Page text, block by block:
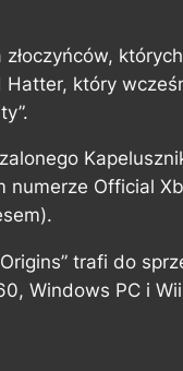
złoczyńców,
Hatter, który
numerze Official
trafi do
Windows PC i